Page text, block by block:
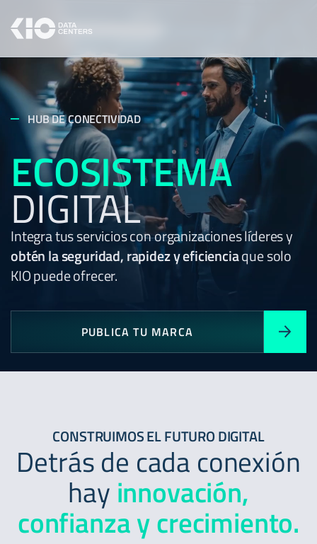
HUB DE CONECTIVIDAD
ECOSISTEMA
DIGITAL
Integra tus servicios con organizaciones líderes y
obtén la seguridad, rapidez y eficienciaque solo
KIO puede ofrecer.
PUBLICA TU MARCA
CONSTRUIMOS EL FUTURO DIGITAL
Detrás de cada conexión
hay innovación,
confianzaycrecimiento.